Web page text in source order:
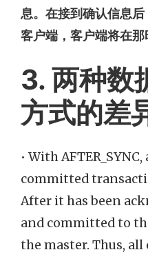
息。在接到确认信息
客户端，客户端将在那
3. 两种
方式的差
• With
committed
After it has been
and committed to
the master. Thus, all